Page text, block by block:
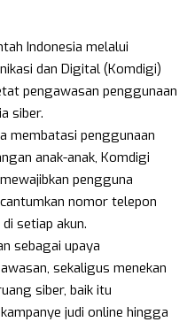
Indonesia melalui
dan Digital (Komdigi)
pengawasan penggunaan
siber.
membatasi penggunaan
anak-anak, Komdigi
pengguna
nomor telepon
setiap akun.
sebagai upaya
sekaligus menekan
siber, baik itu
judi online hingga